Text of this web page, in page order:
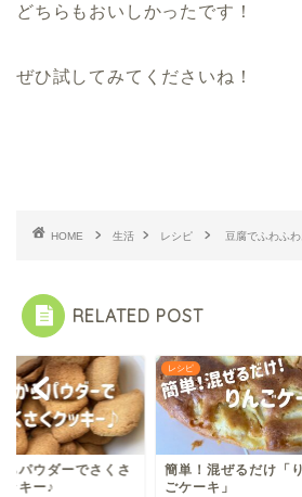
どちらもおいしかったです！
ぜひ試してみてくださいね！
HOME 生活 レシピ 豆腐でふわふわ
RELATED POST
らパウダーでさくさ
ッキー♪
レシピ
簡単！混ぜるだけ「
ごケーキ」